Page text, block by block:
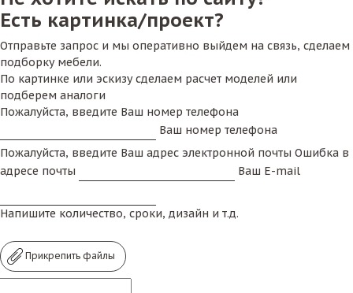
Есть картинка/проект?
Отправьте запрос и мы оперативно выйдем на связь, сделаем
подборку мебели.
По картинке или эскизу сделаем расчет моделей или
подберем аналоги
Пожалуйста, введите Ваш номер телефона
Ваш номер телефона
Пожалуйста, введите Ваш адрес электронной почты Ошибка в
адресе почты
Ваш E-mail
Напишите количество, сроки, дизайн и т.д.
Прикрепить файлы